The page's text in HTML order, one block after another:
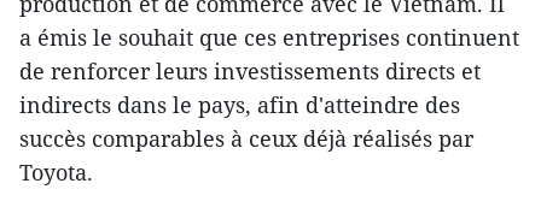
a émis le souhait que ces entreprises continuent
de renforcer leurs investissements directs et
indirects dans le pays, afin d'atteindre des
succès comparables à ceux déjà réalisés par
Toyota.